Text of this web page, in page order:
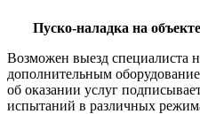
Пуско-наладка на объекте
Возможен выезд специалиста
дополнительным
об оказании услуг
испытаний в различных